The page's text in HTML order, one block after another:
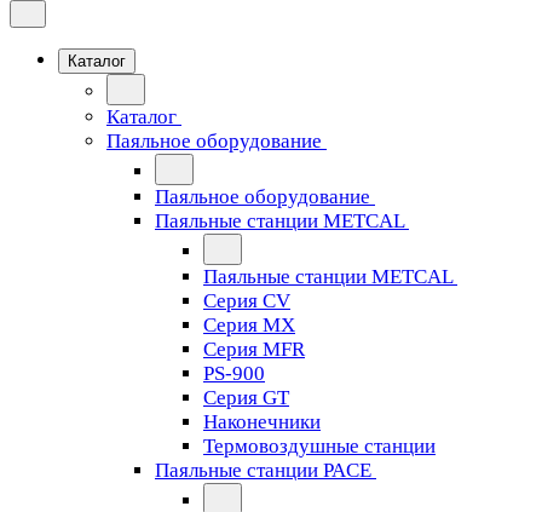
Каталог
Каталог
Паяльное оборудование
Паяльное оборудование
Паяльные станции METCAL
Паяльные станции METCAL
Серия CV
Серия MX
Серия MFR
PS-900
Серия GT
Наконечники
Термовоздушные станции
Паяльные станции PACE